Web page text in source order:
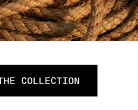
COLLECTION